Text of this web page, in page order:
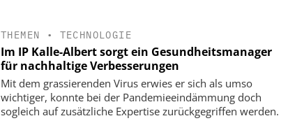
THEMEN • TECHNOLOGIE
Im IP Kalle-Albert sorgt ein Gesundheitsmanager
für nachhaltige Verbesserungen
Mit dem grassierenden Virus erwies er sich als umso
wichtiger, konnte bei der Pandemieeindämmung doch
sogleich auf zusätzliche Expertise zurückgegriffen werden.